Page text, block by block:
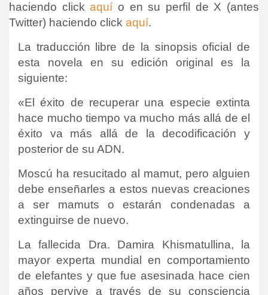
haciendo clickaquí o en su perfil de X (antes
Twitter) haciendo click aquí.
La traducción libre de la sinopsis oficial de
esta novela en su edición original es la
siguiente:
«El éxito de recuperar una especie extinta
hace mucho tiempo va mucho más allá de el
éxito va más allá de la decodificación y
posterior de su ADN.
Moscú ha resucitado al mamut, pero alguien
debe enseñarles a estos nuevas creaciones
a ser mamuts o estarán condenadas a
extinguirse de nuevo.
La fallecida Dra. Damira Khismatullina, la
mayor experta mundial en comportamiento
de elefantes y que fue asesinada hace cien
años pervive a través de su consciencia